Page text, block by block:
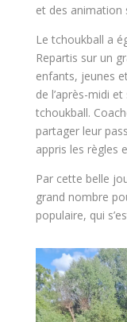
et des animation
Le tchoukball a
Repartis sur un
enfants, jeunes
de l’après-midi
tchoukball.
partager leur
appris les règles
Par cette belle
grand nombre
populaire, qui